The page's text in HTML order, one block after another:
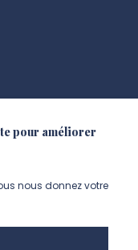
linkedin
sur
pour améliorer
nous donnez votre